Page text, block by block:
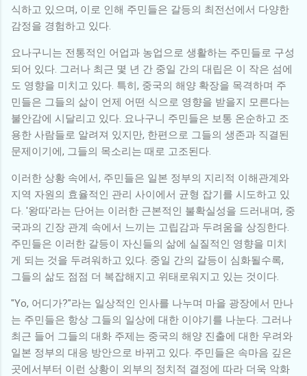
식하고 있으며, 이로 인해 주민들은 갈등의 최전선에서 다양한
감정을 경험하고 있다.
요나구니는 전통적인 어업과 농업으로 생활하는 주민들로 구성
되어 있다. 그러나 최근 몇 년 간 중일 간의 대립은 이 작은 섬에
도 영향을 미치고 있다. 특히, 중국의 해양 확장을 목격하며 주
민들은 그들의 삶이 언제 어떤 식으로 영향을 받을지 모른다는
불안감에 시달리고 있다. 요나구니 주민들은 보통 온순하고 조
용한 사람들로 알려져 있지만, 한편으로 그들의 생존과 직결된
문제이기에, 그들의 목소리는 때로 고조된다.
이러한 상황 속에서, 주민들은 일본 정부의 지리적 이해관계와
지역 자원의 효율적인 관리 사이에서 균형 잡기를 시도하고 있
다. '왕따'라는 단어는 이러한 근본적인 불확실성을 드러내며, 중
국과의 긴장 관계 속에서 느끼는 고립감과 두려움을 상징한다.
주민들은 이러한 갈등이 자신들의 삶에 실질적인 영향을 미치
게 되는 것을 두려워하고 있다. 중일 간의 갈등이 심화될수록,
그들의 삶도 점점 더 복잡해지고 위태로워지고 있는 것이다.
"Yo, 어디가?"라는 일상적인 인사를 나누며 마을 광장에서 만나
는 주민들은 항상 그들의 일상에 대한 이야기를 나눈다. 그러나
최근 들어 그들의 대화 주제는 중국의 해양 진출에 대한 우려와
일본 정부의 대응 방안으로 바뀌고 있다. 주민들은 속마음 깊은
곳에서부터 이런 상황이 외부의 정치적 결정에 따라 더욱 악화